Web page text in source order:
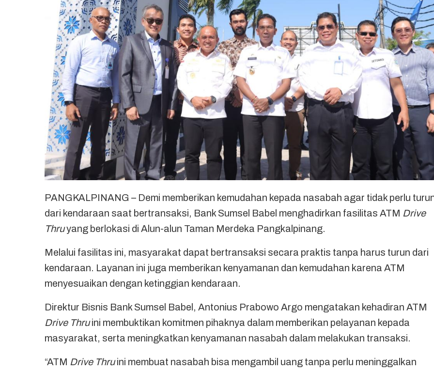
PANGKALPINANG – Demi memberikan kemudahan kepada nasabah agar tidak perlu
dari kendaraan saat bertransaksi, Bank Sumsel Babel menghadirkan fasilitas ATM Drive
Thruyang berlokasi di Alun-alun Taman Merdeka Pangkalpinang.
Melalui fasilitas ini, masyarakat dapat bertransaksi secara praktis tanpa harus turun dari
kendaraan. Layanan ini juga memberikan kenyamanan dan kemudahan karena ATM
menyesuaikan dengan ketinggian kendaraan.
Direktur Bisnis Bank Sumsel Babel, Antonius Prabowo Argo mengatakan kehadiran ATM
Drive Thruini membuktikan komitmen pihaknya dalam memberikan pelayanan kepada
masyarakat, serta meningkatkan kenyamanan nasabah dalam melakukan transaksi.
“ATM Drive Thruini membuat nasabah bisa mengambil uang tanpa perlu meninggalkan